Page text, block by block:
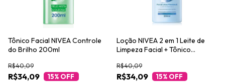
Tônico Facial NIVEA Controle
do Brilho 200ml
R$34,09
R$40,09
15% OFF
Loção NIVEA 2 em 1 Leite de
Limpeza Facial + Tônico
R$34,09
R$40,09
15% OFF